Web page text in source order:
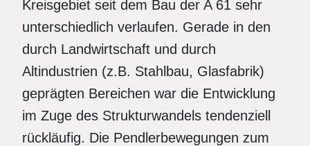
Kreisgebiet seit dem Bau der A 61 sehr
unterschiedlich verlaufen. Gerade in den
durch Landwirtschaft und durch
Altindustrien (z.B. Stahlbau, Glasfabrik)
geprägten Bereichen war die Entwicklung
im Zuge des Strukturwandels tendenziell
rückläufig. Die Pendlerbewegungen zum